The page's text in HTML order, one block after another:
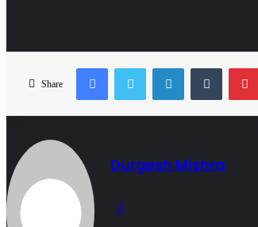
Share
FacebookTwitter LinkedInTumblr
Durgesh Mishra
Website